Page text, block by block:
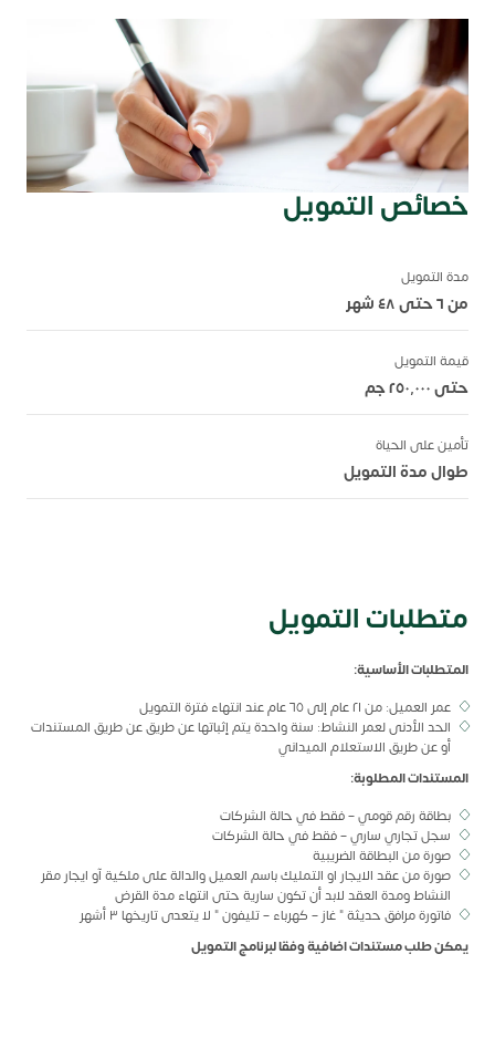
خصائص التمويل
مدة التمويل
من ٦ حتى ٤٨ شهر
قيمة التمويل
حتى ٢٥٠,٠٠٠ جم
تأمين على الحياة
طوال مدة التمويل
متطلبات التمويل
المتطلبات الأساسية:
عمر العميل: من ٢١ عام إلى ٦٥ عام عند انتهاء فترة التمويل
الحد الأدنى لعمر النشاط: سنة واحدة يتم إثباتها عن طريق عن طريق المستندات
أو عن طريق الاستعلام الميداني
المستندات المطلوبة:
بطاقة رقم قومي – فقط في حالة الشركات
سجل تجاري ساري – فقط في حالة الشركات
صورة من البطاقة الضريبية
صورة من عقد الايجار او التمليك باسم العميل والدالة على ملكية آو ايجار مقر
النشاط ومدة العقد لابد أن تكون سارية حتى انتهاء مدة القرض
فاتورة مرافق حديثة " غاز – كهرباء – تليفون " لا يتعدى تاريخها ٣ أشهر
يمكن طلب مستندات اضافية وفقا لبرنامج التمويل